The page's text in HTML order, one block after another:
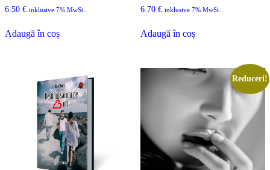
6.50 € inklusive 7% MwSt.
Adaugă în coș
6.70 € inklusive 7% MwSt.
Adaugă în coș
Reduceri!